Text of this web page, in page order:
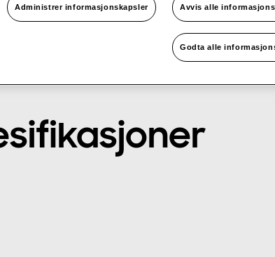
Administrer informasjonskapsler Avvis alle
Godta alle